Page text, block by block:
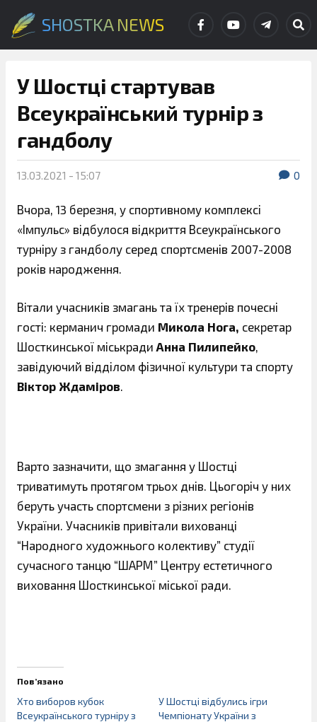
SHOSTKA NEWS
У Шостці стартував
Всеукраїнський турнір з
гандболу
13.03.2021 - 15:07 0
Вчора, 13 березня, у спортивному комплексі
«Імпульс» відбулося відкриття Всеукраїнського
турніру з гандболу серед спортсменів 2007-2008
років народження.
Вітали учасників змагань та їх тренерів почесні
гості: керманич громади Микола Нога, секретар
Шосткинської міськради Анна Пилипейко
завідуючий відділом фізичної культури та спорту
Віктор Ждаміров
Варто зазначити, що змагання у Шостці
триватимуть протягом трьох днів. Цьогоріч у них
беруть участь спортсмени з різних регіонів
України. Учасників привітали вихованці
“Народного художнього колективу” студії
сучасного танцю “ШАРМ” Центру естетичного
виховання Шосткинської міської ради.
Пов’язано
Хто виборов кубок
Всеукраїнського турніру з
У Шостці відбулись ігри
Чемпіонату України з